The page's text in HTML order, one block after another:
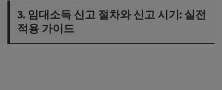
3. 임대소득 신고 절차와 신고 시기: 실전
적용 가이드